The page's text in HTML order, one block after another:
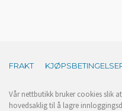
FRAKT
Vår nettbutikk bruker cookies slik
hovedsaklig til å lagre